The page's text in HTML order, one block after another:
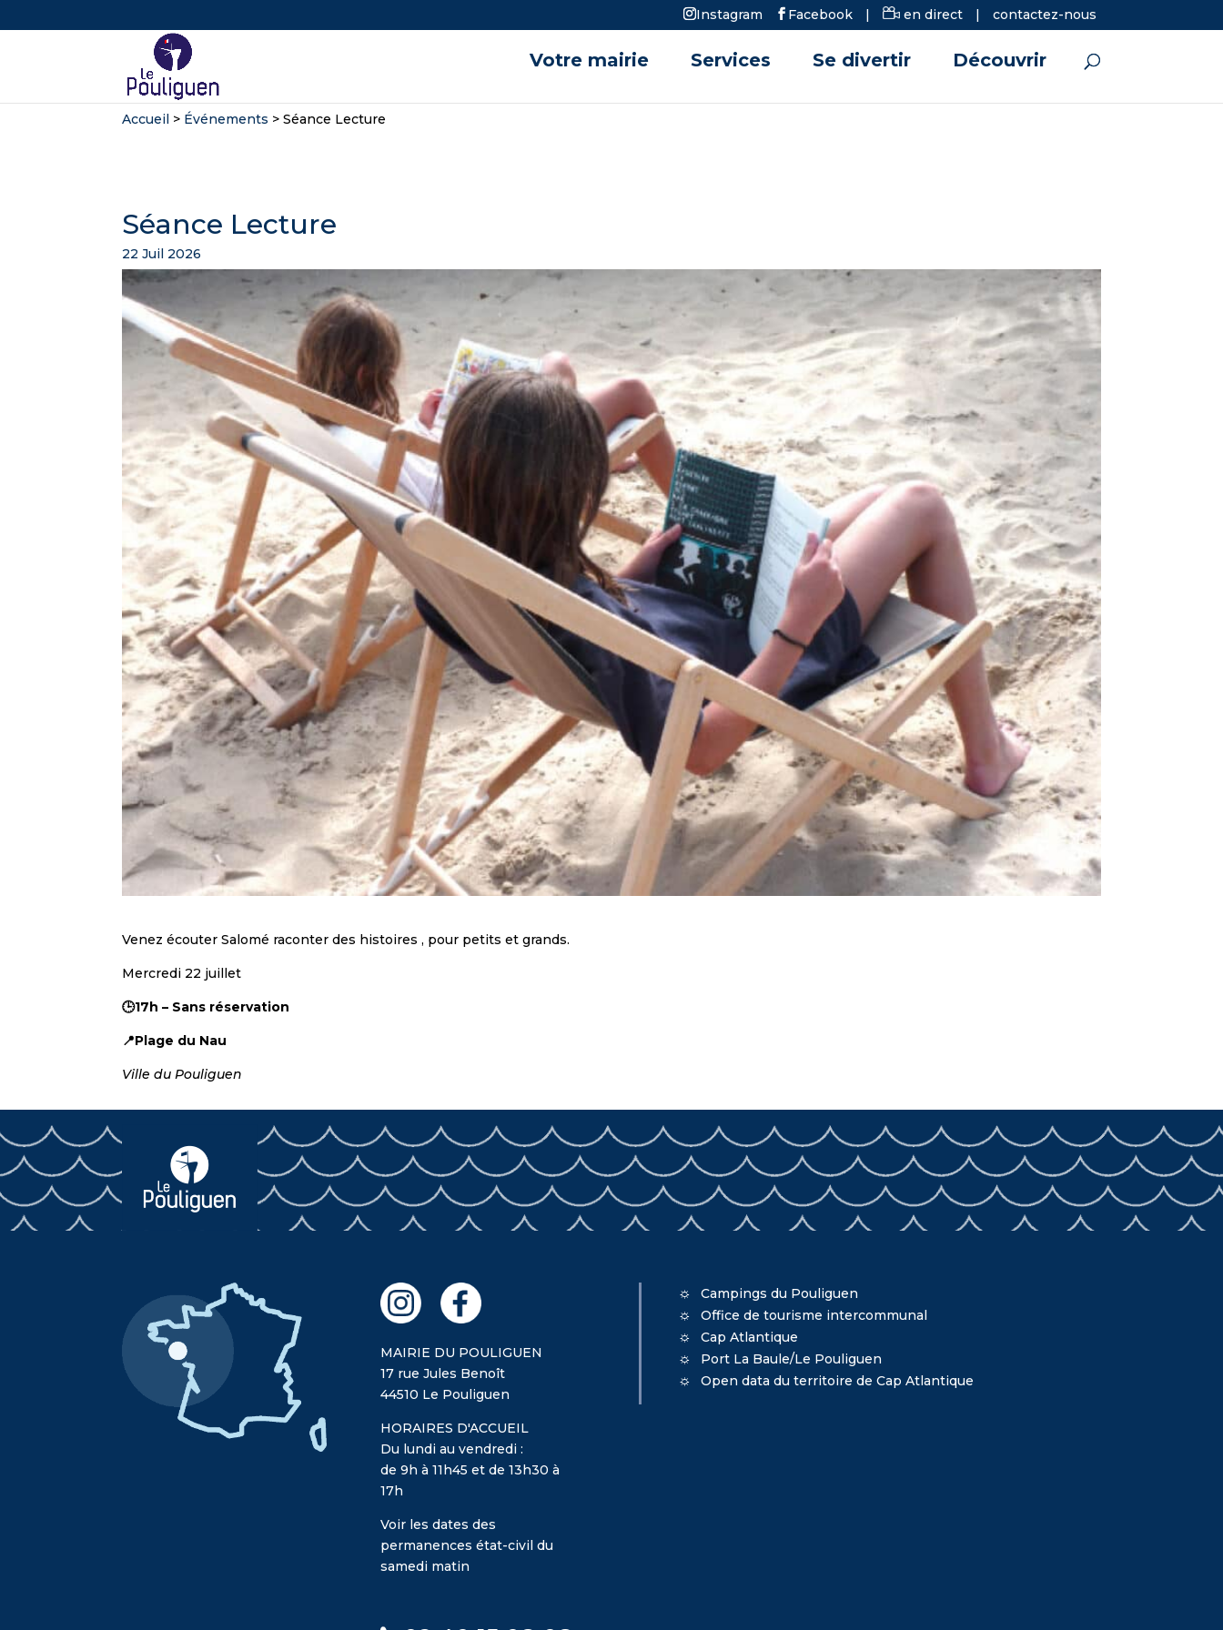
Instagram Facebook | en direct | contactez-nous
Votre mairie Services Se divertir Découvrir
Accueil > Événements >Séance Lecture
Séance Lecture
22 Juil 2026
Venez écouter Salomé raconter des histoires , pour petits et grands.
Mercredi 22 juillet
🕒17h – Sans réservation
📍Plage du Nau
Ville du Pouliguen
MAIRIE DU POULIGUEN
17 rue Jules Benoît
44510 Le Pouliguen
HORAIRES D'ACCUEIL
Du lundi au vendredi :
de 9h à 11h45 et de 13h30 à
17h
Voir les dates des
permanences état-civil du
samedi matin
Campings du Pouliguen
Office de tourisme intercommunal
Cap Atlantique
Port La Baule/Le Pouliguen
Open data du territoire de Cap Atlantique